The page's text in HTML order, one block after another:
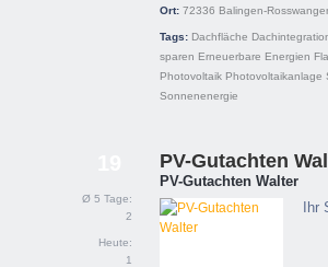
Ort: 72336 Balingen-
Tags: Dachfläche
sparen Erneuerbare Energien
Photovoltaik Photovoltaikanlage
Sonnenenergie
Ø 5 Tage:
2
Heute:
1
PV-Gutachten
PV-Gutachten Walter